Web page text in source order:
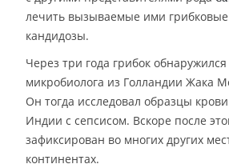
лечить вызываемые ими
кандидозы.
Через три года грибок
микробиолога из Голландии Жака
Он тогда исследовал образцы
Индии с сепсисом. Вскоре после
зафиксирован во многих других
континентах.